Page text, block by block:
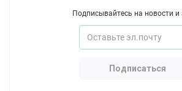
Подписывайтесь на новости и
Подписаться